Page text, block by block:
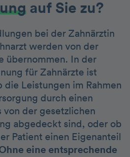
auf Sie zu?
bei der Zahnärztin
werden von der
übernommen. In der
für Zahnärzte ist
die Leistungen im Rahmen
durch einen
von der gesetzlichen
abgedeckt sind, oder ob
Patient einen Eigenanteil
eine entsprechende